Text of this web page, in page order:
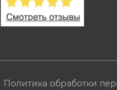
Политика обработки